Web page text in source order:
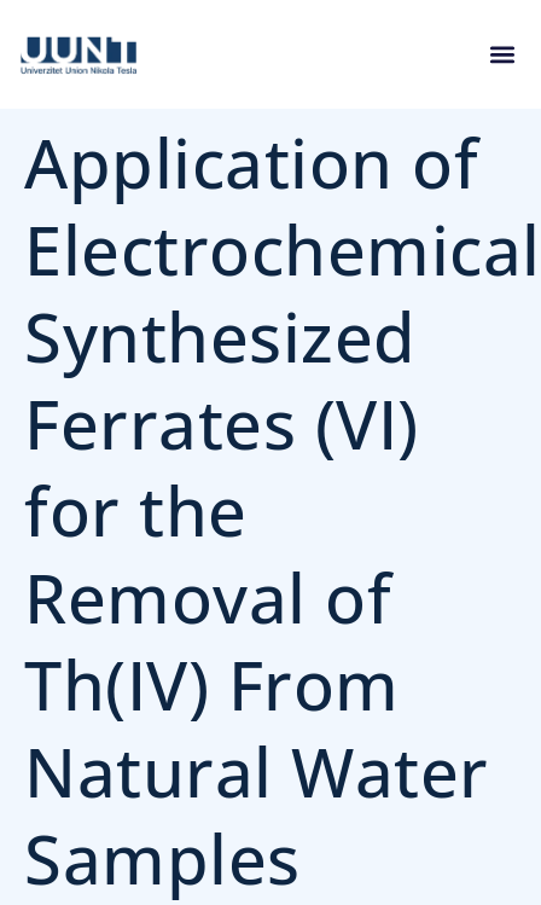
Application of
Synthesized
Ferrates (VI)
for the
Removal of
Th(IV) From
Natural Water
Samples